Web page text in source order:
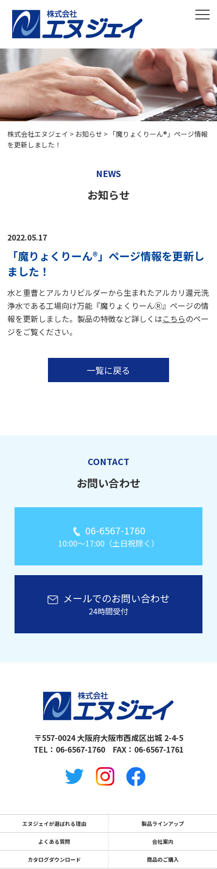
株式会社エヌジェイ > お知らせ > 「魔りょくりーん®」ページ情報
を更新しました！
NEWS
お知らせ
2022.05.17
「魔りょくりーん®」ページ情報を更新し
ました！
水と重曹とアルカリビルダーから生まれたアルカリ還元洗
浄水である工場向け万能『魔りょくりーんⓇ』ページの情
報を更新しました。製品の特徴など詳しくはこちらのペー
ジをご覧ください。
一覧に戻る
CONTACT
お問い合わせ
06-6567-1760
10:00～17:00（土日祝除く）
メールでのお問い合わせ
24時間受付
〒557-0024 大阪府大阪市西成区出城 2-4-5
TEL： 06-6567-1760 FAX：06-6567-1761
エヌジェイが選ばれる理由 製品ラインアップ
よくある質問 会社案内
カタログダウンロード 商品のご購入